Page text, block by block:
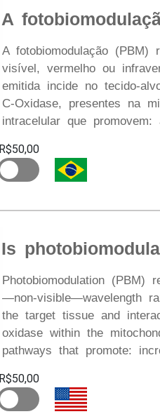
A
A fotobiomodulação
visível, vermelho ou
emitida incide no tecido-
C-Oxidase, presentes na
intracelular que promovem:
R$50,00
Is
P hotobiomodulation
—non-visible—wavelength
the target tissue and
oxidase within the
pathways that promote:
R$50,00